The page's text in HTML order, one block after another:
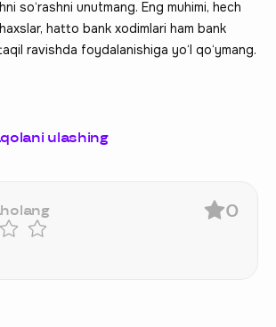
so‘rashni unutmang. Eng muhimi, hech
hatto bank xodimlari ham bank
ravishda foydalanishiga yo‘l qo‘ymang.
ulashing
0